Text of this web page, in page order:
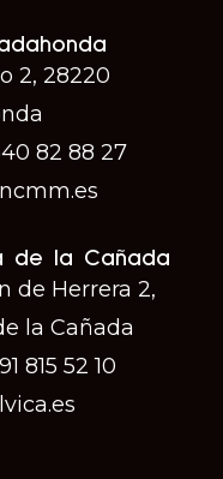
2, 28220
82 88 27
de la Cañada
de Herrera 2,
la Cañada
91 815 52 10